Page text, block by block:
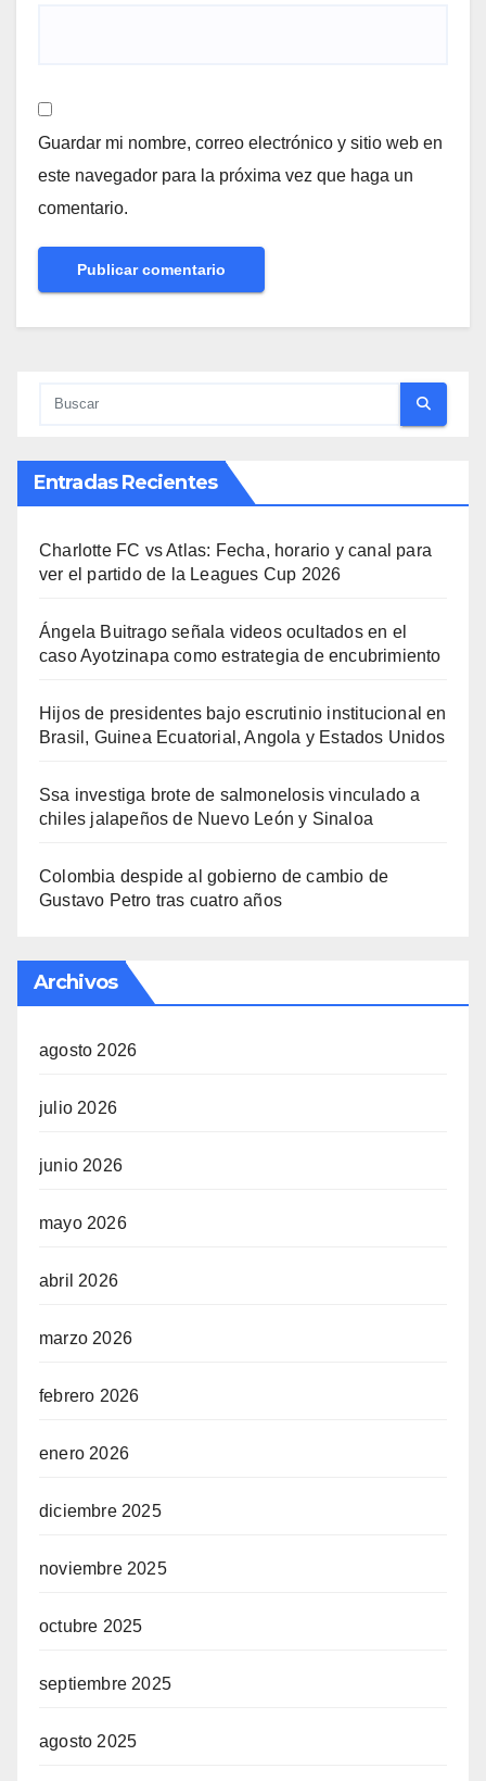
Guardar mi nombre, correo electrónico y sitio web en
este navegador para la próxima vez que haga un
comentario.
Entradas Recientes
Charlotte FC vs Atlas: Fecha, horario y canal para
ver el partido de la Leagues Cup 2026
Ángela Buitrago señala videos ocultados en el
caso Ayotzinapa como estrategia de encubrimiento
Hijos de presidentes bajo escrutinio institucional en
Brasil, Guinea Ecuatorial, Angola y Estados Unidos
Ssa investiga brote de salmonelosis vinculado a
chiles jalapeños de Nuevo León y Sinaloa
Colombia despide al gobierno de cambio de
Gustavo Petro tras cuatro años
Archivos
agosto 2026
julio 2026
junio 2026
mayo 2026
abril 2026
marzo 2026
febrero 2026
enero 2026
diciembre 2025
noviembre 2025
octubre 2025
septiembre 2025
agosto 2025